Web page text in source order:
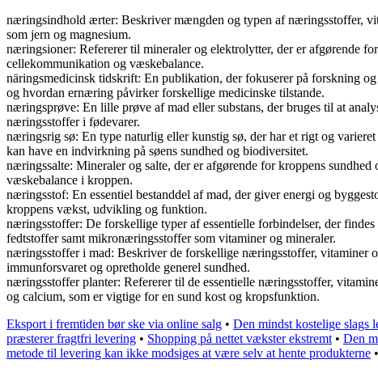
næringsindhold ærter: Beskriver mængden og typen af næringsstoffer,
som jern og magnesium.
næringsioner: Refererer til mineraler og elektrolytter, der er afgørende
cellekommunikation og væskebalance.
näringsmedicinsk tidskrift: En publikation, der fokuserer på forskning
og hvordan ernæring påvirker forskellige medicinske tilstande.
næringsprøve: En lille prøve af mad eller substans, der bruges til at
næringsstoffer i fødevarer.
næringsrig sø: En type naturlig eller kunstig sø, der har et rigt og
kan have en indvirkning på søens sundhed og biodiversitet.
næringssalte: Mineraler og salte, der er afgørende for kroppens
væskebalance i kroppen.
næringsstof: En essentiel bestanddel af mad, der giver energi og
kroppens vækst, udvikling og funktion.
næringsstoffer: De forskellige typer af essentielle forbindelser, der
fedtstoffer samt mikronæringsstoffer som vitaminer og mineraler.
næringsstoffer i mad: Beskriver de forskellige næringsstoffer, vitaminer
immunforsvaret og opretholde generel sundhed.
næringsstoffer planter: Refererer til de essentielle næringsstoffer,
og calcium, som er vigtige for en sund kost og kropsfunktion.
Eksport i fremtiden bør ske via online salg • Den mindst kostelige slags
præsterer fragtfri levering • Shopping på nettet vækster ekstremt • Den
metode til levering kan ikke modsiges at være selv at hente produkterne •